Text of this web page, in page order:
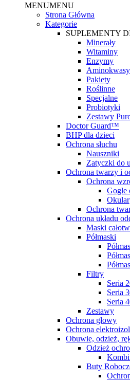
MENUMENU
Strona Główna
Kategorie
SUPLEMENTY
Minerały
Witaminy
Enzymy
Aminokwasy
Pakiety
Roślinne
Specjalne
Probiotyki
Zestawy
Doctor Guard™
BHP dla dzieci
Ochrona słuchu
Nauszniki
Zatyczki do
Ochrona twarzy i
Ochrona
Gogle
Ochrona
Ochrona układu
Maski
Półmaski
Filtry
Seria
Seria
Seria
Zestawy
Ochrona głowy
Ochrona
Obuwie, odzież,
Odzież
Buty